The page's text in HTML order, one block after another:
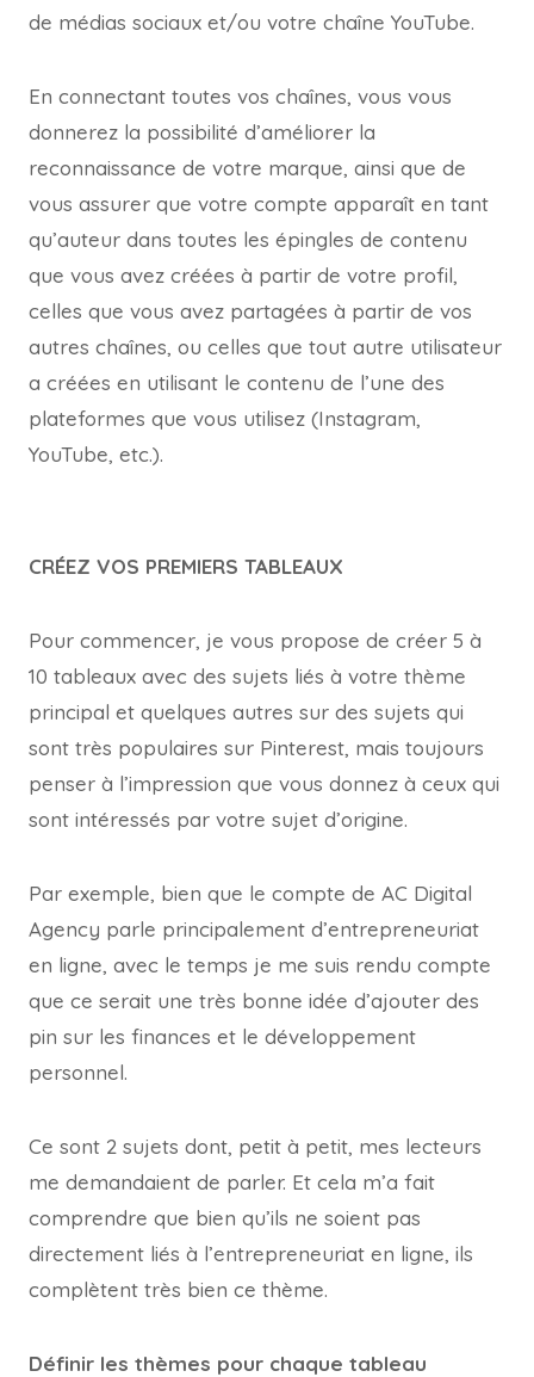
de médias sociaux et/ou votre chaîne YouTube.
En connectant toutes vos chaînes, vous vous
donnerez la possibilité d’améliorer la
reconnaissance de votre marque, ainsi que de
vous assurer que votre compte apparaît en tant
qu’auteur dans toutes les épingles de contenu
que vous avez créées à partir de votre profil,
celles que vous avez partagées à partir de vos
autres chaînes, ou celles que tout autre utilisateur
a créées en utilisant le contenu de l’une des
plateformes que vous utilisez (Instagram,
YouTube, etc.).
CRÉEZ VOS PREMIERS TABLEAUX
Pour commencer, je vous propose de créer 5 à
10 tableaux avec des sujets liés à votre thème
principal et quelques autres sur des sujets qui
sont très populaires sur Pinterest, mais toujours
penser à l’impression que vous donnez à ceux qui
sont intéressés par votre sujet d’origine.
Par exemple, bien que le compte de AC Digital
Agency parle principalement d’entrepreneuriat
en ligne, avec le temps je me suis rendu compte
que ce serait une très bonne idée d’ajouter des
pin sur les finances et le développement
personnel.
Ce sont 2 sujets dont, petit à petit, mes lecteurs
me demandaient de parler. Et cela m’a fait
comprendre que bien qu’ils ne soient pas
directement liés à l’entrepreneuriat en ligne, ils
complètent très bien ce thème.
Définir les thèmes pour chaque tableau